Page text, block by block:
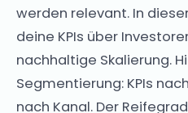
werden relevant. In
deine KPIs über
nachhaltige Skalierung.
Segmentierung: KPIs
nach Kanal. Der